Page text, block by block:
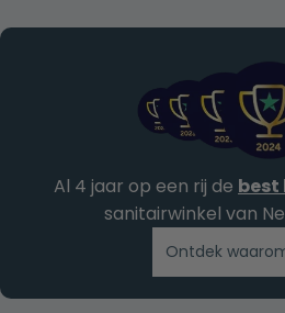
Al 4 jaar op een rij de best
sanitairwinkel van
Ontdek